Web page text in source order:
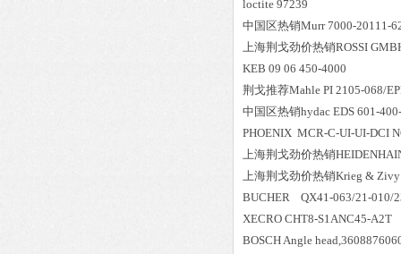
loctite 97239
中国区热销Murr 7000-20111-
上海荆戈劲价热销ROSSI
KEB 09 06 450-4000
荆戈推荐Mahle PI 2105-068/
中国区热销hydac EDS 601-
PHOENIX MCR-C-UI-UI-DCI
上海荆戈劲价热销
上海荆戈劲价热销Krieg & Zivy
BUCHER QX41-063/21-
XECRO CHT8-S1ANC45-A2T
BOSCH Angle